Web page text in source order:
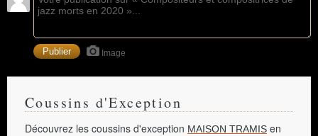
Image
Coussins d'Exception
Découvrez les coussins d'exception MAISON TRAMIS en